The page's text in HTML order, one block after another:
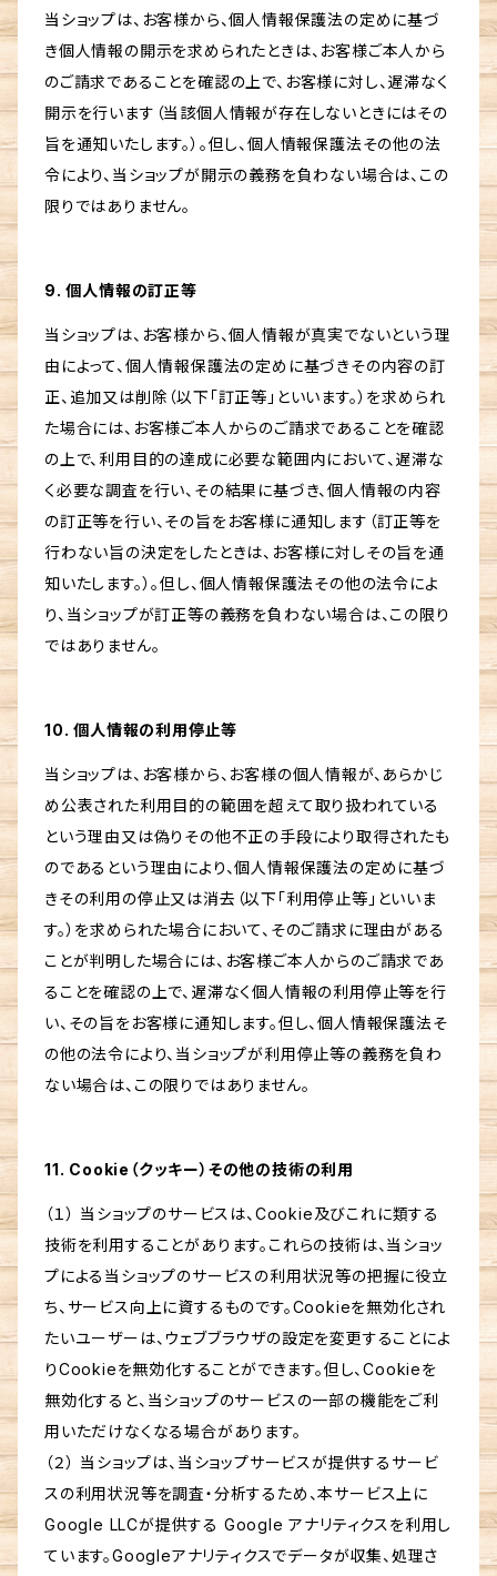
当ショップは、お客様から、個人情報保護法の定めに基づ
き個人情報の開示を求められたときは、お客様ご本人から
のご請求であることを確認の上で、お客様に対し、遅滞なく
開示を行います（当該個人情報が存在しないときにはその
旨を通知いたします。）。但し、個人情報保護法その他の法
令により、当ショップが開示の義務を負わない場合は、この
限りではありません。
9. 個人情報の訂正等
当ショップは、お客様から、個人情報が真実でないという理
由によって、個人情報保護法の定めに基づきその内容の訂
正、追加又は削除（以下「訂正等」といいます。）を求められ
た場合には、お客様ご本人からのご請求であることを確認
の上で、利用目的の達成に必要な範囲内において、遅滞な
く必要な調査を行い、その結果に基づき、個人情報の内容
の訂正等を行い、その旨をお客様に通知します（訂正等を
行わない旨の決定をしたときは、お客様に対しその旨を通
知いたします。）。但し、個人情報保護法その他の法令によ
り、当ショップが訂正等の義務を負わない場合は、この限り
ではありません。
10. 個人情報の利用停止等
当ショップは、お客様から、お客様の個人情報が、あらかじ
め公表された利用目的の範囲を超えて取り扱われている
という理由又は偽りその他不正の手段により取得されたも
のであるという理由により、個人情報保護法の定めに基づ
きその利用の停止又は消去（以下「利用停止等」といいま
す。）を求められた場合において、そのご請求に理由がある
ことが判明した場合には、お客様ご本人からのご請求であ
ることを確認の上で、遅滞なく個人情報の利用停止等を行
い、その旨をお客様に通知します。但し、個人情報保護法そ
の他の法令により、当ショップが利用停止等の義務を負わ
ない場合は、この限りではありません。
11. Cookie（クッキー）その他の技術の利用
（１） 当ショップのサービスは、Cookie及びこれに類する
技術を利用することがあります。これらの技術は、当ショッ
プによる当ショップのサービスの利用状況等の把握に役立
ち、サービス向上に資するものです。Cookieを無効化され
たいユーザーは、ウェブブラウザの設定を変更することによ
りCookieを無効化することができます。但し、Cookieを
無効化すると、当ショップのサービスの一部の機能をご利
用いただけなくなる場合があります。
（２） 当ショップは、当ショップサービスが提供するサービ
スの利用状況等を調査・分析するため、本サービス上に
Google LLCが提供する Google アナリティクスを利用し
ています。Googleアナリティクスでデータが収集、処理さ